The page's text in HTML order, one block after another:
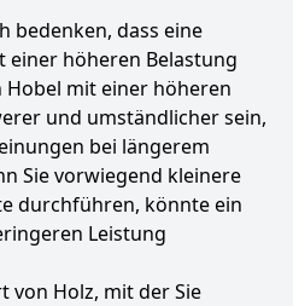
bedenken, dass eine
einer höheren Belastung
Hobel mit einer höheren
und umständlicher sein,
bei längerem
Sie vorwiegend kleinere
durchführen, könnte ein
Leistung
von Holz, mit der Sie